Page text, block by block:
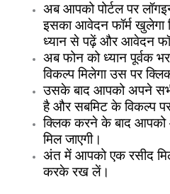
अब आपको पोर्टल पर
इसका आवेदन फॉर्म खुलेगा
ध्यान से पढ़ें और आवेदन
अब फोन को ध्यान पूर्वक
विकल्प मिलेगा उस पर
उसके बाद आपको अपने
है और सबमिट के विकल्प
क्लिक करने के बाद
मिल जाएगी।
अंत में आपको एक रसीद
करके रख लें।